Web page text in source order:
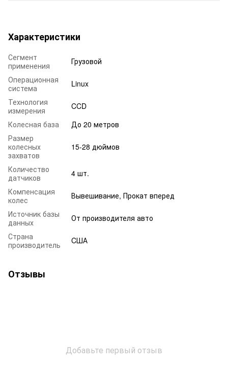
Характеристики
Сегмент
применения
Грузовой
Операционная
система
Linux
Технология
измерения
CCD
Колесная база
До 20 метров
Размер
колесных
захватов
15-28 дюймов
Количество
датчиков
4 шт.
Компенсация
колес
Вывешивание, Прокат вперед
Источник базы
данных
От производителя авто
Страна
производитель
CША
Отзывы
Добавьте первый отзыв